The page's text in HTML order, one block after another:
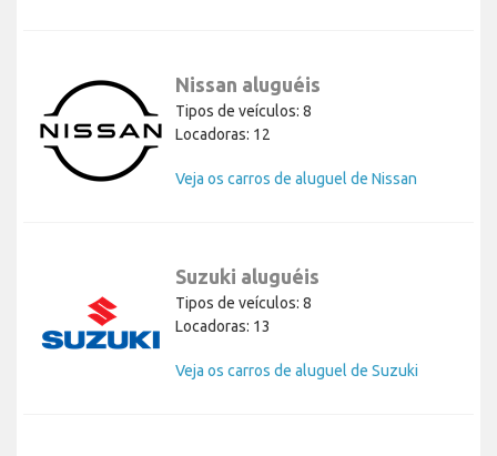
Nissan aluguéis
Tipos de veículos: 8
Locadoras: 12
Veja os carros de aluguel de Nissan
Suzuki aluguéis
Tipos de veículos: 8
Locadoras: 13
Veja os carros de aluguel de Suzuki